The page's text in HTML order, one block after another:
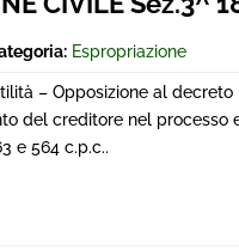
Espropriazione
– Opposizione al
del creditore nel
e 564 c.p.c..